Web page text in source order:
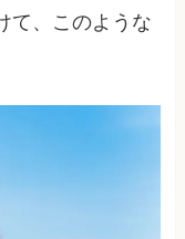
て、このような